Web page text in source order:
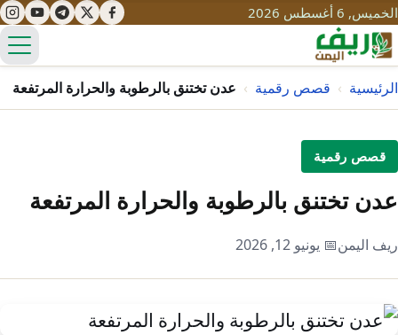
الخميس, 6 أغسطس 2026
طرُق
سياحة
التغير المناخي
محميات
تحديات
الرئيسية › قصص رقمية › عدن تختنق بالرطوبة والحرارة المرتفعة
قصص رقمية
عدن تختنق بالرطوبة والحرارة المرتفعة
ريف اليمن📅 يونيو 12, 2026